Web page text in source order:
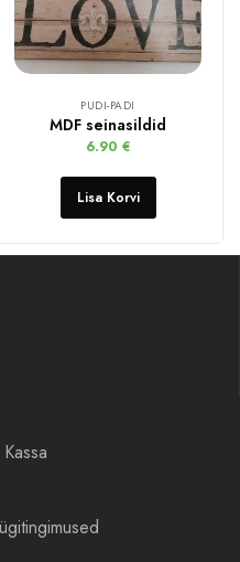
PUDI-PADI
MDF seinasildid
6.90 €
Lisa Korvi
Kassa